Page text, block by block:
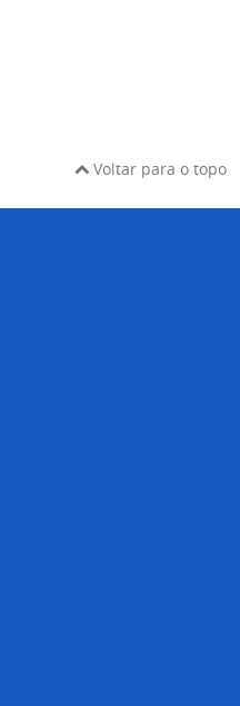
Voltar para o topo